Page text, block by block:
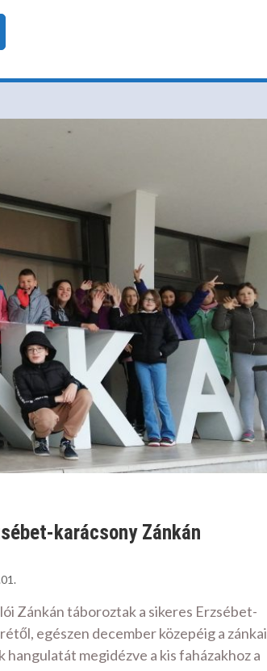
karácsony Zánkán
Zánkán táboroztak a sikeres Erzsébet-
egészen december közepéig a zánkai
megidézve a kis faházakhoz a